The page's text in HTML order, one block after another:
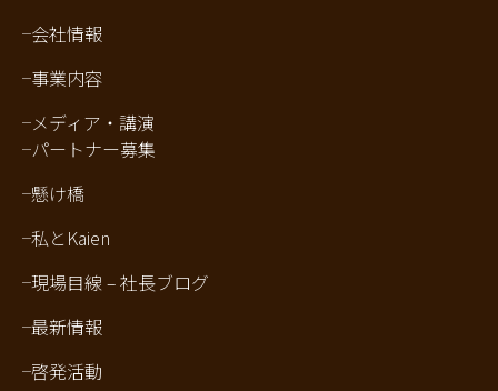
会社情報
事業内容
メディア・講演
パートナー募集
懸け橋
私とKaien
現場目線 – 社長ブログ
最新情報
啓発活動